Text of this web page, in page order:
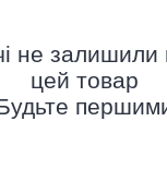
не залишили
цей товар